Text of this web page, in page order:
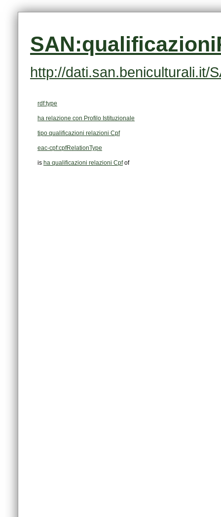
http://dati.san.beniculturali.it/
rdf:type
ha relazione con Profilo Istituzionale
tipo qualificazioni relazioni Cpf
eac-cpf:cpfRelationType
is ha qualificazioni relazioni Cpfof